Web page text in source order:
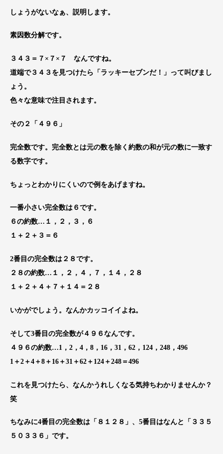
しょうがないなぁ、説明します。
素因数分解です。
３４３＝７×７×７ なんですね。
道端で３４３を見つけたら「ラッキーセブンだ！」って叫びまし
ょう。
色々な意味で注目されます。
その２「 ４９６ 」
完全数です。完全数とは元の数を除く約数の和が元の数に一致す
る数字です。
ちょっとわかりにくいので例をあげますね。
一番小さい完全数は６です。
６の約数…１，２，３，６
１＋２＋３＝６
2番目の完全数は２８です。
２８の約数…１，２，４，７，１４，２８
１＋２＋４＋７＋１４＝２８
いかがでしょう。なんかカッコイイよね。
そして3番目の完全数が４９６なんです。
４９６の約数…1 ，2，4，8，16，31，62，124，248，496
1 ＋2＋4＋8＋16＋31＋62＋124＋248＝496
これを見つけたら、なんかうれしくなる気持ちわかりませんか？
笑
ちなみに4番目の完全数は「８１２８」、5番目はなんと「３３５
５０３３６」です。